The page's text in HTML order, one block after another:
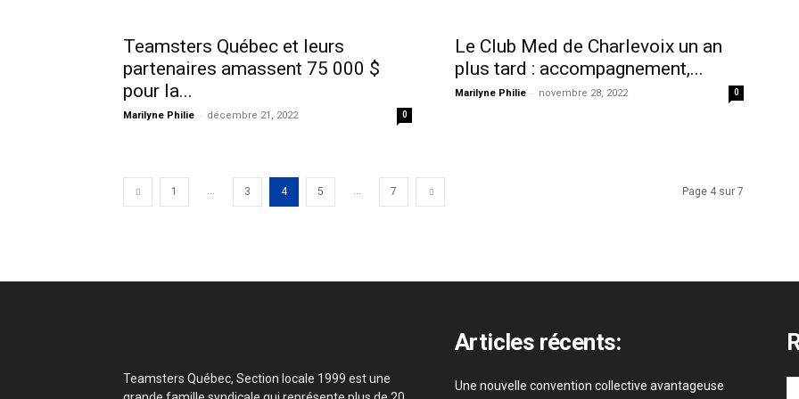
Teamsters Québec et leurs
partenaires amassent 75 000 $
pour la...
Marilyne Philie - décembre 21, 2022 0
Le Club Med de Charlevoix un an
plus tard : accompagnement,...
Marilyne Philie - novembre 28, 2022 0
1 ... 3 4 5 ... 7 Page 4 sur 7
Teamsters Québec, Section locale 1999 est une
Articles récents:
Une nouvelle convention collective avantageuse